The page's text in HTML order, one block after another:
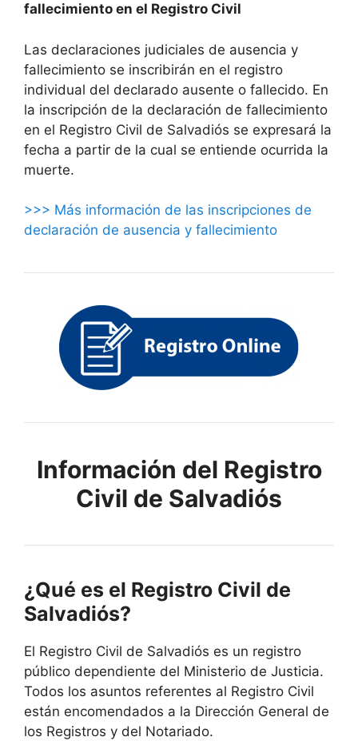
fallecimiento en el Registro Civil
Las declaraciones judiciales de ausencia y
fallecimiento se inscribirán en el registro
individual del declarado ausente o fallecido. En
la inscripción de la declaración de fallecimiento
en el Registro Civil de Salvadiós se expresará la
fecha a partir de la cual se entiende ocurrida la
muerte.
>>> Más información de las inscripciones de
declaración de ausencia y fallecimiento
Información del Registro
Civil de Salvadiós
¿Qué es el Registro Civil de
Salvadiós?
El Registro Civil de Salvadiós es un registro
público dependiente del Ministerio de Justicia.
Todos los asuntos referentes al Registro Civil
están encomendados a la Dirección General de
los Registros y del Notariado.